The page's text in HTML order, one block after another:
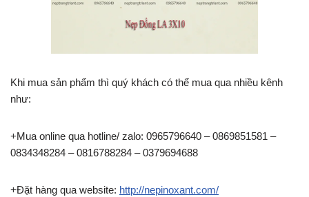
Khi mua sản phẩm thì quý khách có thể mua qua nhiều kênh
như:
+Mua online qua hotline/ zalo: 0965796640 – 0869851581 –
0834348284 – 0816788284 – 0379694688
+Đặt hàng qua website: http://nepinoxant.com/